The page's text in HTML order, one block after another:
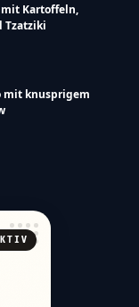
Kartoffeln,
Tzatziki
mit knusprigem